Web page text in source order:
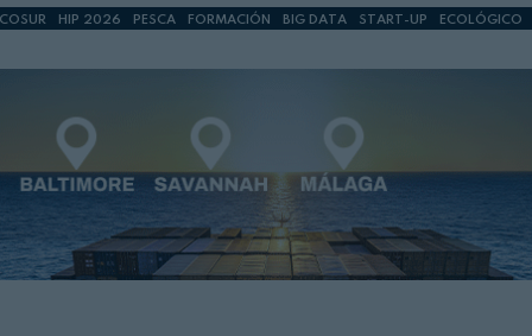
primas
HIP 2026 PESCA FORMACIÓN BIG DATA START-UP ECOLÓGICO